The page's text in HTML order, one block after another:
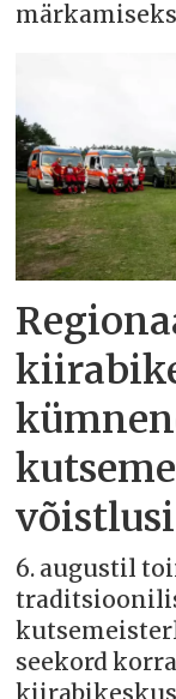
võistlusi
6. augustil
seekord